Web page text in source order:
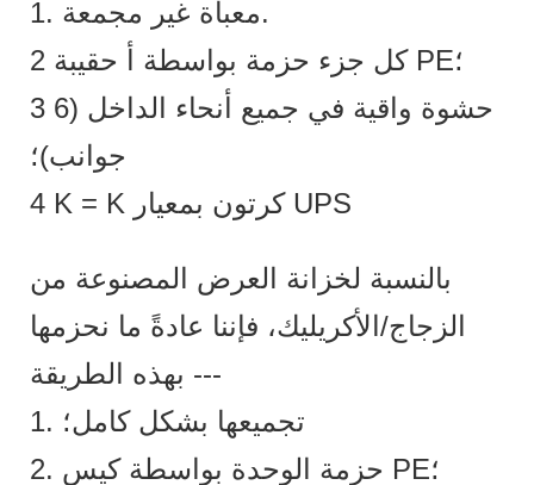
1. معبأة غير مجمعة.
3 حشوة واقية في جميع أنحاء الداخل (6
4 K = K كرتون بمعيار UPS
بالنسبة لخزانة العرض المصنوعة من
الزجاج/الأكريليك، فإننا عادةً ما نحزمها
بهذه الطريقة ---
1. تجميعها بشكل كامل؛
2. حزمة الوحدة بواسطة كيس PE؛